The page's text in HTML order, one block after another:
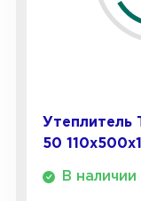
Утеплитель
50
В